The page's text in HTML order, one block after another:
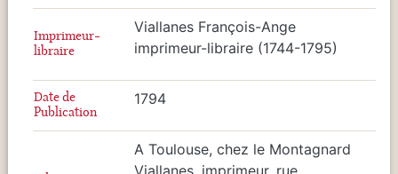
Imprimeur-
libraire
Viallanes François-Ange
imprimeur-libraire (1744-1795)
Date de
Publication
1794
A Toulouse, chez le Montagnard
Viallanes, imprimeur, rue